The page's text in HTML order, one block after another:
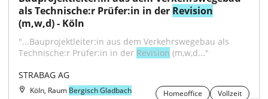
als Technische:r Prüfer:in in der Revision
(m,w,d) - Köln
"...Bauprojektleiter:in aus dem Verkehrswegebau als
Technische:r Prüfer:in in der Revision (m,w,d..."
STRABAG AG
Köln, Raum Bergisch Gladbach Homeoffice Vollzeit